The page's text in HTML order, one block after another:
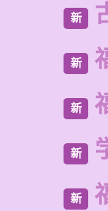
新
新
新
新
新